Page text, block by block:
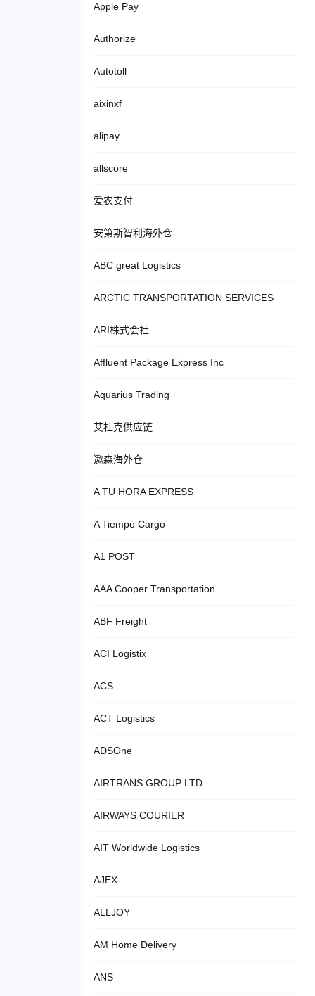
Apple Pay
Authorize
Autotoll
aixinxf
alipay
allscore
爱农支付
安第斯智利海外仓
ABC great Logistics
ARCTIC TRANSPORTATION SERVICES
ARI株式会社
Affluent Package Express Inc
Aquarius Trading
艾杜克供应链
遨森海外仓
A TU HORA EXPRESS
A Tiempo Cargo
A1 POST
AAA Cooper Transportation
ABF Freight
ACI Logistix
ACS
ACT Logistics
ADSOne
AIRTRANS GROUP LTD
AIRWAYS COURIER
AIT Worldwide Logistics
AJEX
ALLJOY
AM Home Delivery
ANS